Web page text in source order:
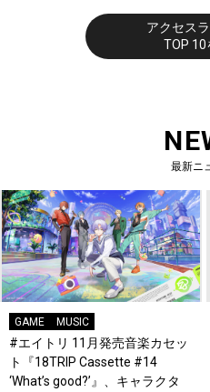
アクセス
TOP 10
最新ニ
GAME MUSIC
#エイトリ 11月発売音楽カセッ
ト『18TRIP Cassette #14
‘What’s good?’』、キャラクタ